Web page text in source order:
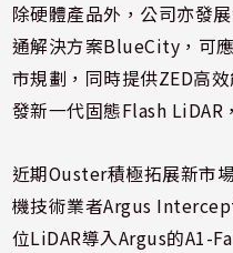
除硬體產品外，公司亦發
通解決方案BlueCity，可
市規劃，同時提供ZED高
發新一代固態Flash LiDAR
近期Ouster積極拓展新市
機技術業者Argus
位LiDAR導入Argus的A1-